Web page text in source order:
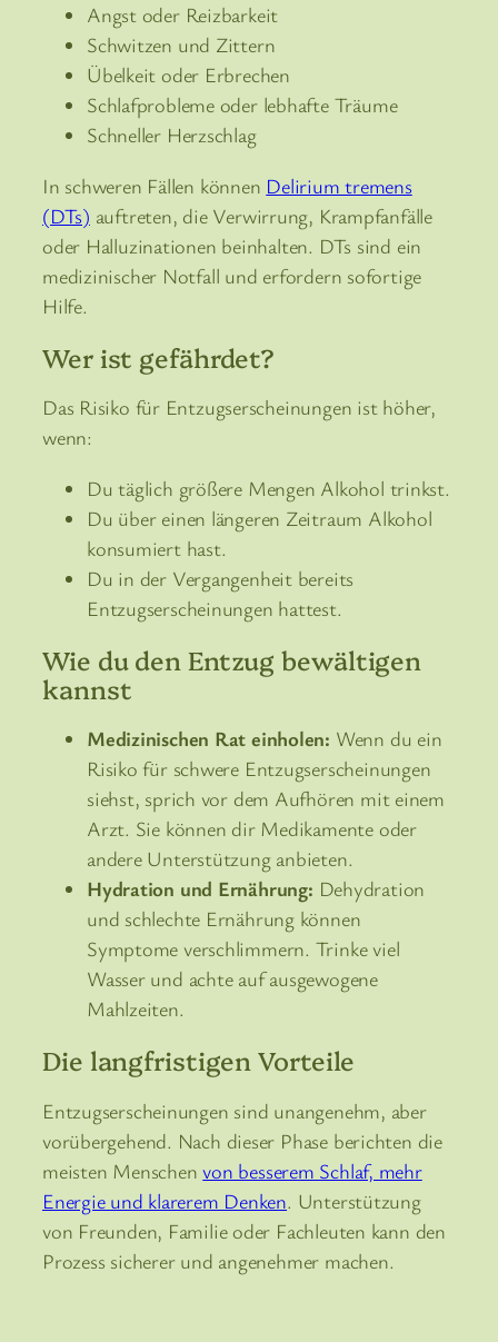
Angst oder Reizbarkeit
Schwitzen und Zittern
Übelkeit oder Erbrechen
Schlafprobleme oder lebhafte Träume
Schneller Herzschlag
In schweren Fällen können Delirium tremens
(DTs) auftreten, die Verwirrung, Krampfanfälle
oder Halluzinationen beinhalten. DTs sind ein
medizinischer Notfall und erfordern sofortige
Hilfe.
Wer ist gefährdet?
Das Risiko für Entzugserscheinungen ist höher,
wenn:
Du täglich größere Mengen Alkohol trinkst.
Du über einen längeren Zeitraum Alkohol
konsumiert hast.
Du in der Vergangenheit bereits
Entzugserscheinungen hattest.
Wie du den Entzug bewältigen
kannst
Medizinischen Rat einholen: Wenn du ein
Risiko für schwere Entzugserscheinungen
siehst, sprich vor dem Aufhören mit einem
Arzt. Sie können dir Medikamente oder
andere Unterstützung anbieten.
Hydration und Ernährung: Dehydration
und schlechte Ernährung können
Symptome verschlimmern. Trinke viel
Wasser und achte auf ausgewogene
Mahlzeiten.
Die langfristigen Vorteile
Entzugserscheinungen sind unangenehm, aber
vorübergehend. Nach dieser Phase berichten die
meisten Menschenvon besserem Schlaf, mehr
Energie und klarerem Denken. Unterstützung
von Freunden, Familie oder Fachleuten kann den
Prozess sicherer und angenehmer machen.